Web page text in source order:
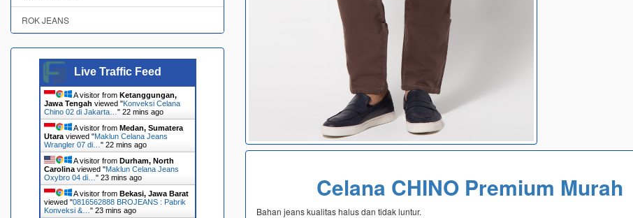
Celana CHINO Premium Murah
Bahan jeans kualitas halus dan tidak luntur.
ROK JEANS
Live Traffic Feed
A visitor from Ketanggungan,
Jawa Tengah viewed "Konveksi Celana
Chino 02 di Jakarta… " 22 mins ago
A visitor from Medan, Sumatera
Utaraviewed "Maklun Celana Jeans
Wrangler 07 di… " 22 mins ago
A visitor from Durham, North
Carolinaviewed "Maklun Celana Jeans
Oxybro 04 di… " 23 mins ago
A visitor from Bekasi, Jawa Barat
viewed "0816562888 BROJEANS : Pabrik
Konveksi &… " 23 mins ago